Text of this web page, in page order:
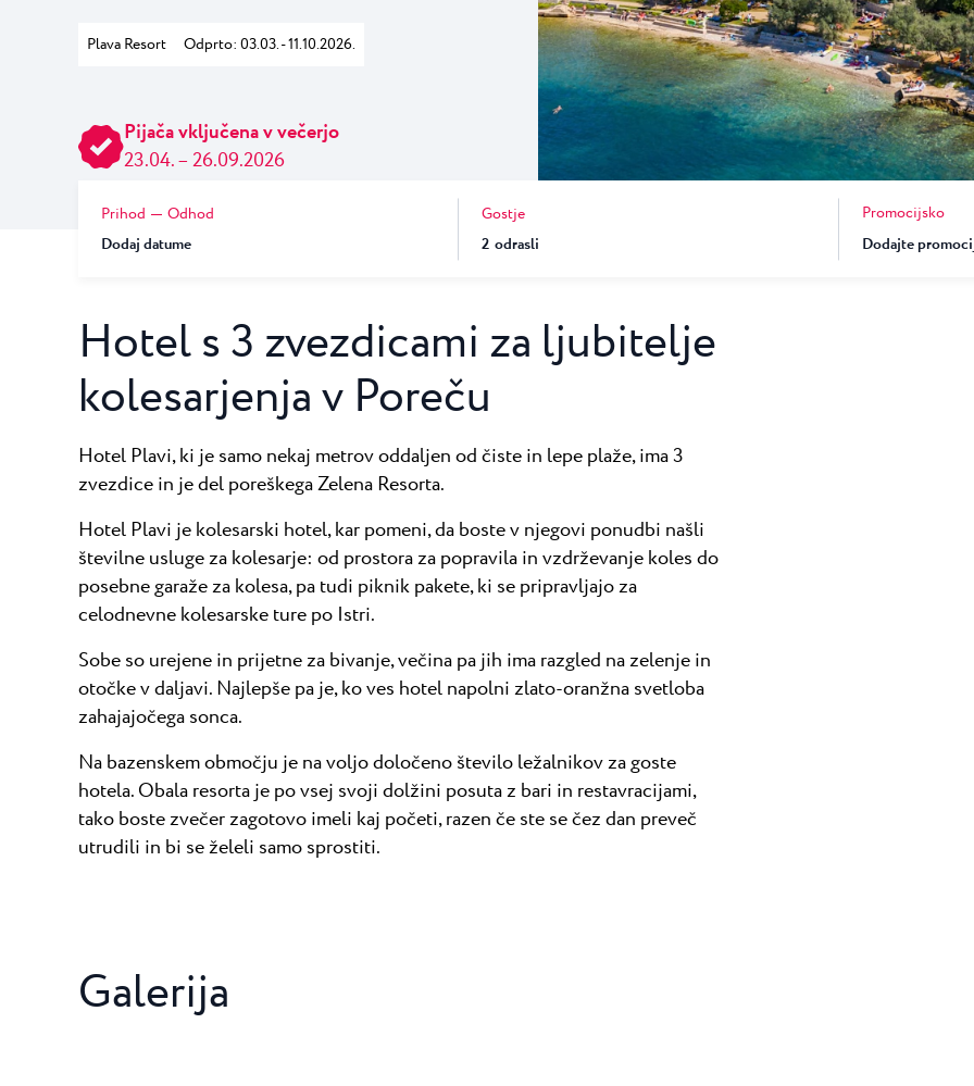
Residence Garden Istra Plava Laguna
Garden Suites Umag Plava Laguna
Residence Umag Plava Laguna
Hotel Aurora Plava Laguna
Hotel Sipar Plava Laguna
Najprestižnejši resort v Umagu gosti
Vsi resorti
Gastronomija
Plava Resort Odprto: 03.03. - 11.10.2026.
Pijača vključena v večerjo
23.04. – 26.09.2026
Prihod
Odhod
Dodaj datume
Gostje
2 odrasli
Promocijsko
Hotel s 3 zvezdicami za ljubitelje
kolesarjenja v Poreču
Hotel Plavi, ki je samo nekaj metrov oddaljen od čiste in lepe plaže, ima 3
zvezdice in je del poreškega Zelena Resorta.
Hotel Plavi je kolesarski hotel, kar pomeni, da boste v njegovi ponudbi našli
številne usluge za kolesarje: od prostora za popravila in vzdrževanje koles do
posebne garaže za kolesa, pa tudi piknik pakete, ki se pripravljajo za
celodnevne kolesarske ture po Istri.
Sobe so urejene in prijetne za bivanje, večina pa jih ima razgled na zelenje in
otočke v daljavi. Najlepše pa je, ko ves hotel napolni zlato-oranžna svetloba
zahajajočega sonca.
Na bazenskem območju je na voljo določeno število ležalnikov za goste
hotela. Obala resorta je po vsej svoji dolžini posuta z bari in restavracijami,
tako boste zvečer zagotovo imeli kaj početi, razen če ste se čez dan preveč
utrudili in bi se želeli samo sprostiti.
Galerija